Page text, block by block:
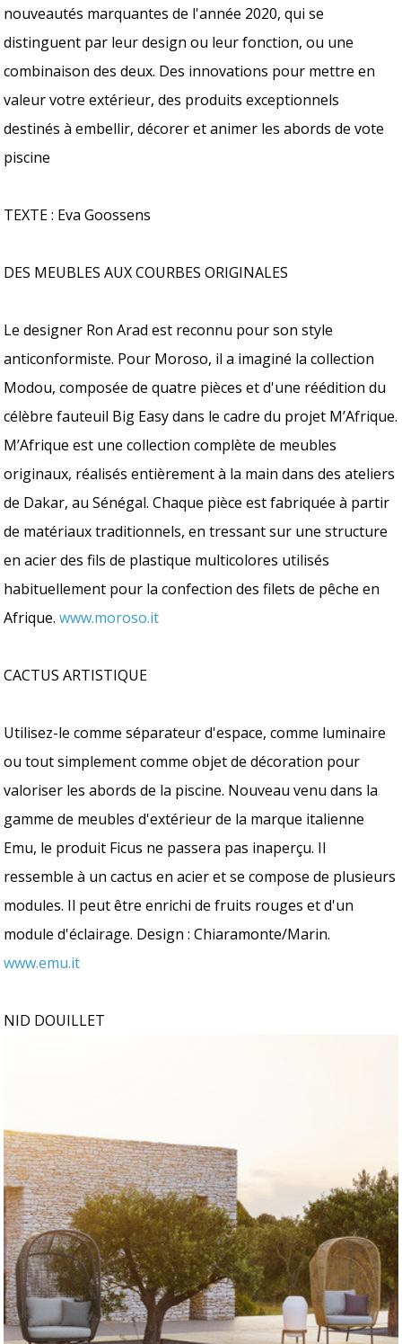
nouveautés marquantes de l'année 2020, qui se
distinguent par leur design ou leur fonction, ou une
combinaison des deux. Des innovations pour mettre en
valeur votre extérieur, des produits exceptionnels
destinés à embellir, décorer et animer les abords de vote
piscine
TEXTE : Eva Goossens
DES MEUBLES AUX COURBES ORIGINALES
Le designer Ron Arad est reconnu pour son style
anticonformiste. Pour Moroso, il a imaginé la collection
Modou, composée de quatre pièces et d'une réédition du
célèbre fauteuil Big Easy dans le cadre du projet M’Afrique.
M’Afrique est une collection complète de meubles
originaux, réalisés entièrement à la main dans des ateliers
de Dakar, au Sénégal. Chaque pièce est fabriquée à partir
de matériaux traditionnels, en tressant sur une structure
en acier des fils de plastique multicolores utilisés
habituellement pour la confection des filets de pêche en
Afrique.www.moroso.it
CACTUS ARTISTIQUE
Utilisez-le comme séparateur d'espace, comme luminaire
ou tout simplement comme objet de décoration pour
valoriser les abords de la piscine. Nouveau venu dans la
gamme de meubles d'extérieur de la marque italienne
Emu, le produit Ficus ne passera pas inaperçu. Il
ressemble à un cactus en acier et se compose de plusieurs
modules. Il peut être enrichi de fruits rouges et d'un
module d'éclairage. Design : Chiaramonte/Marin.
www.emu.it
NID DOUILLET